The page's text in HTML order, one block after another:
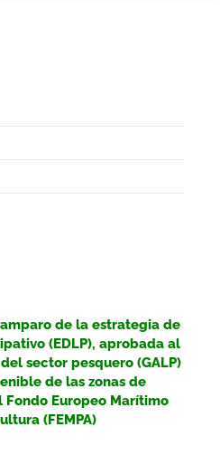
de la estrategia de
(EDLP), aprobada al
sector pesquero (GALP)
de las zonas de
Europeo Marítimo
(FEMPA)